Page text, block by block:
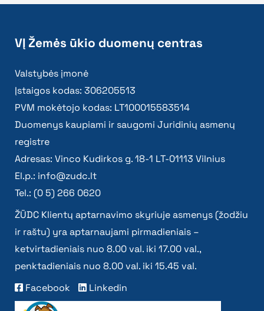
VĮ Žemės ūkio duomenų centras
Valstybės įmonė
Įstaigos kodas: 306205513
PVM mokėtojo kodas: LT100015583514
Duomenys kaupiami ir saugomi Juridinių asmenų
registre
Adresas: Vinco Kudirkos g. 18-1 LT-01113 Vilnius
El.p.: info@zudc.lt
Tel.: (0 5) 266 0620
ŽŪDC Klientų aptarnavimo skyriuje asmenys (žodžiu
ir raštu) yra aptarnaujami pirmadieniais –
ketvirtadieniais nuo 8.00 val. iki 17.00 val.,
penktadieniais nuo 8.00 val. iki 15.45 val.
Facebook
Linkedin